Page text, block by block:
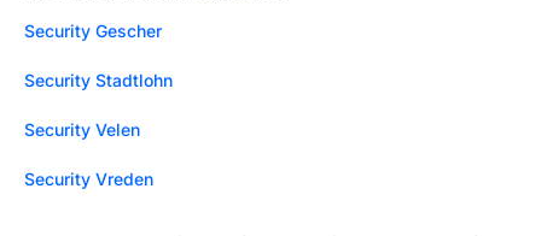
Security Gescher
Security Stadtlohn
Security Velen
Security Vreden